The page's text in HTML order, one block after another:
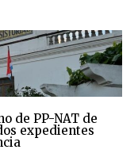
de PP-NAT de
expedientes